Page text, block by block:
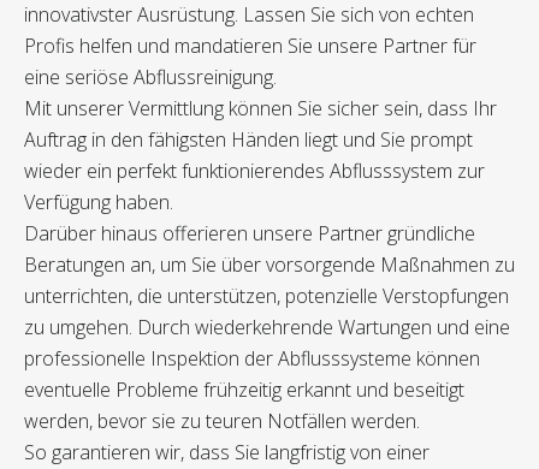
innovativster Ausrüstung. Lassen Sie sich von echten
Profis helfen und mandatieren Sie unsere Partner für
eine seriöse Abflussreinigung.
Mit unserer Vermittlung können Sie sicher sein, dass Ihr
Auftrag in den fähigsten Händen liegt und Sie prompt
wieder ein perfekt funktionierendes Abflusssystem zur
Verfügung haben.
Darüber hinaus offerieren unsere Partner gründliche
Beratungen an, um Sie über vorsorgende Maßnahmen zu
unterrichten, die unterstützen, potenzielle Verstopfungen
zu umgehen. Durch wiederkehrende Wartungen und eine
professionelle Inspektion der Abflusssysteme können
eventuelle Probleme frühzeitig erkannt und beseitigt
werden, bevor sie zu teuren Notfällen werden.
So garantieren wir, dass Sie langfristig von einer